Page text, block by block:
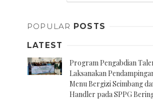
POPULAR POSTS
LATEST
Program Pengabdian
Laksanakan
Menu Bergizi Seimbang
Handler pada SPPG